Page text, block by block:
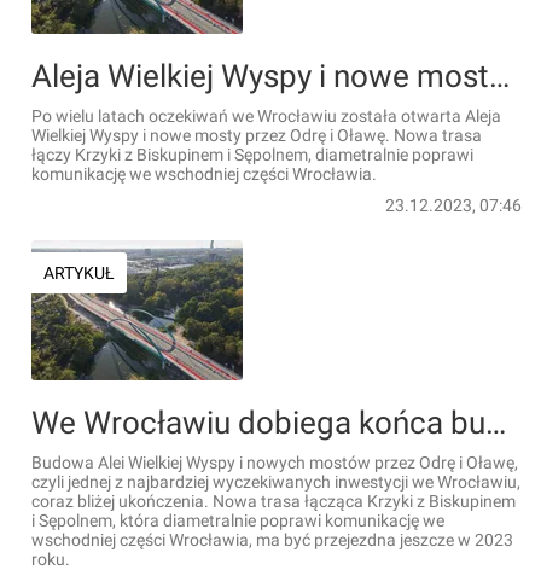
Aleja Wielkiej Wyspy i nowe mosty przez Odrę i Oławę już otwarte! [FILMY]
Po wielu latach oczekiwań we Wrocławiu została otwarta Aleja
Wielkiej Wyspy i nowe mosty przez Odrę i Oławę. Nowa trasa
łączy Krzyki z Biskupinem i Sępolnem, diametralnie poprawi
komunikację we wschodniej części Wrocławia.
23.12.2023, 07:46
ARTYKUŁ
We Wrocławiu dobiega końca budowa Alei Wielkiej Wyspy [FILM + ZDJĘCIA]
Budowa Alei Wielkiej Wyspy i nowych mostów przez Odrę i Oławę,
czyli jednej z najbardziej wyczekiwanych inwestycji we Wrocławiu,
coraz bliżej ukończenia. Nowa trasa łącząca Krzyki z Biskupinem
i Sępolnem, która diametralnie poprawi komunikację we
wschodniej części Wrocławia, ma być przejezdna jeszcze w 2023
roku.